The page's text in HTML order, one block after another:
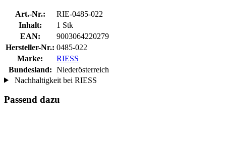
Art.-Nr.:
RIE-0485-022
Inhalt:
1 Stk
EAN:
9003064220279
Hersteller-Nr.: 0485-022
Marke:
RIESS
Bundesland: Niederösterreich
Nachhaltigkeit bei RIESS
Passend dazu